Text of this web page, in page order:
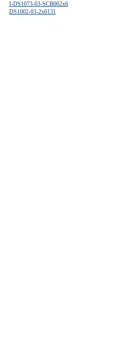
I-DS1073-03-SCB002x6
DS1002-03-2x6131